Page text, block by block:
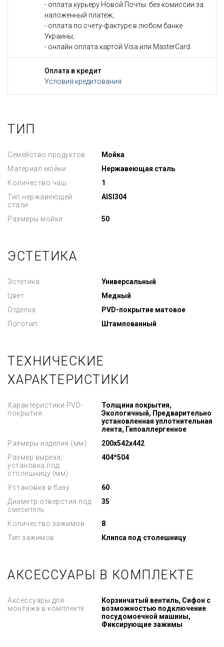
- оплата курьеру Новой Почты: без комиссии за
наложенный платеж;
- оплата по счету-фактуре в любом банке
Украины;
- онлайн оплата картой Visa или MasterCard.
Оплата в кредит
Условия кредитования
ТИП
Семейство продуктов
Мойка
Материал мойки
Нержавеющая сталь
Количество чаш
1
Тип нержавеющей
стали
AISI304
Размеры мойки 50
ЭСТЕТИКА
Эстетика
Универсальный
Цвет
Медный
Отделка
PVD-покрытие матовое
Логотип
Штампованный
ТЕХНИЧЕСКИЕ
ХАРАКТЕРИСТИКИ
Характеристики PVD-
покрытия
Толщина покрытия,
Экологичный, Предварительно
установленная уплотнительная
лента, Гипоаллергенное
Размеры изделия (мм)
200x542x442
Размер выреза,
установка под
столешницу (мм)
404*504
Установка в базу
60
Диаметр отверстия под
смеситель
35
Количество зажимов
8
Тип зажимов
Клипса под столешницу
АКСЕССУАРЫ В КОМПЛЕКТЕ
Аксессуары для
монтажа в комплекте
Корзинчатый вентиль, Сифон с
возможностью подключение
посудомоечной машины,
Фиксирующие зажимы